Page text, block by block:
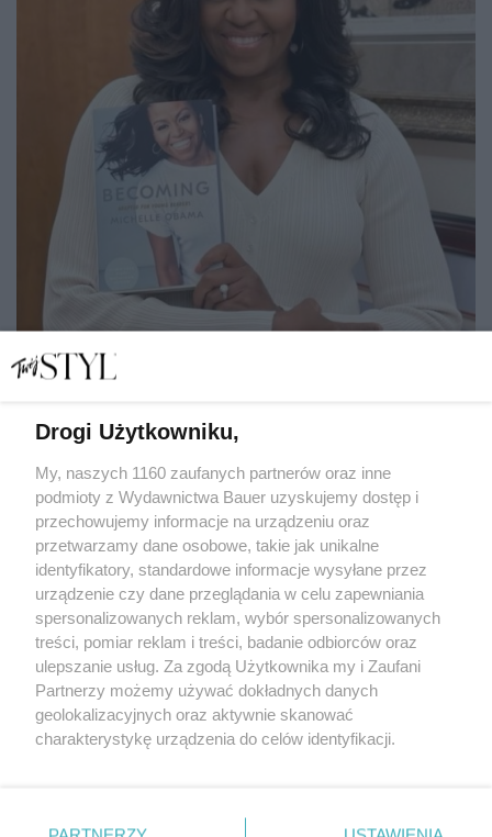
ukaże się na rynku!
JOANNA ANDRZEJEWSKA-SARNOWSKA
NEWS
POLITYKA PRYWATNOŚCI
Drogi Użytkowniku,
My, naszych 1160 zaufanych partnerów oraz inne
podmioty z Wydawnictwa Bauer uzyskujemy dostęp i
przechowujemy informacje na urządzeniu oraz
przetwarzamy dane osobowe, takie jak unikalne
identyfikatory, standardowe informacje wysyłane przez
urządzenie czy dane przeglądania w celu zapewniania
spersonalizowanych reklam, wybór spersonalizowanych
treści, pomiar reklam i treści, badanie odbiorców oraz
ulepszanie usług. Za zgodą Użytkownika my i Zaufani
Partnerzy możemy używać dokładnych danych
geolokalizacyjnych oraz aktywnie skanować
charakterystykę urządzenia do celów identyfikacji.